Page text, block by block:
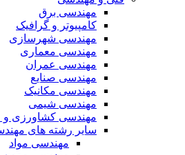
مهندسی برق
کامپیوتر و گرافیک
مهندسی شهرسازی
مهندسی معماری
مهندسی عمران
مهندسی صنایع
مهندسی مکانیک
مهندسی شیمی
مهندسی کشاورزی و
سایر رشته های مهندسی
مهندسی مواد